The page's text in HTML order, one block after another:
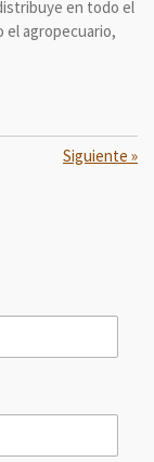
en todo el
agropecuario,
Siguiente »